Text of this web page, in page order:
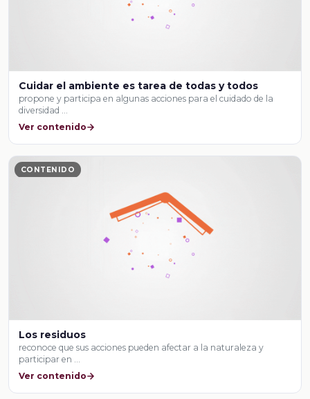
Cuidar el ambiente es tarea de todas y todos
propone y participa en algunas acciones para el cuidado de la
diversidad …
Ver contenido
CONTENIDO
Los residuos
reconoce que sus acciones pueden afectar a la naturaleza y
participar en …
Ver contenido